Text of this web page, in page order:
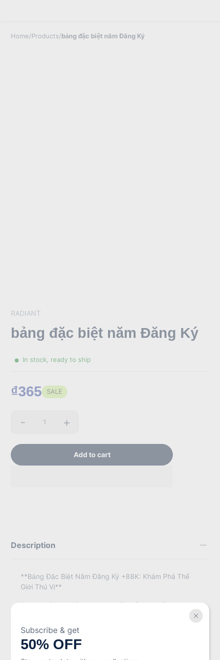
Subscribe & get
50% OFF
Home/Products/bảng đặc biệt năm Đăng Ký
RADIANT
bảng đặc biệt năm Đăng Ký
In stock, ready to ship
₫365 SALE
Quantity
- +
Add to cart
Description
**Bảng Đặc Biệt Năm Đăng Ký +88K: Khám Phá Thế
Giới Thú Vị**
Trong thế giới ngày nay, sự phát triển của công nghệ
thách thức mới. Một trong những khía cạnh thú vị nhất
trong thời đại số là việc áp dụng các hệ thống và bảng
số liệu để theo dõi, phân tích và phát triển bất kỳ lĩnh